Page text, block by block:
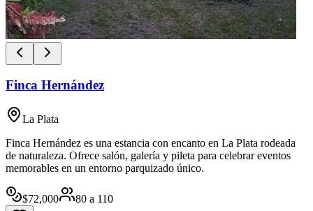
Finca Hernández
La Plata
Finca Hernández es una estancia con encanto en La Plata rodeada
de naturaleza. Ofrece salón, galería y pileta para celebrar eventos
memorables en un entorno parquizado único.
$72,000 80 a 110